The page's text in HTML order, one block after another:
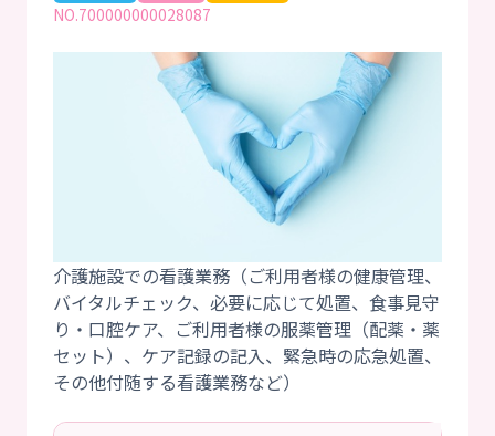
NO.700000000028087
介護施設での看護業務（ご利用者様の健康管理、
バイタルチェック、必要に応じて処置、食事見守
り・口腔ケア、ご利用者様の服薬管理（配薬・薬
セット）、ケア記録の記入、緊急時の応急処置、